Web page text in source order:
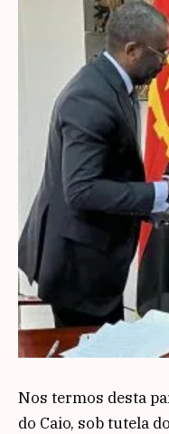
Nos termos desta
do Caio, sob tutela